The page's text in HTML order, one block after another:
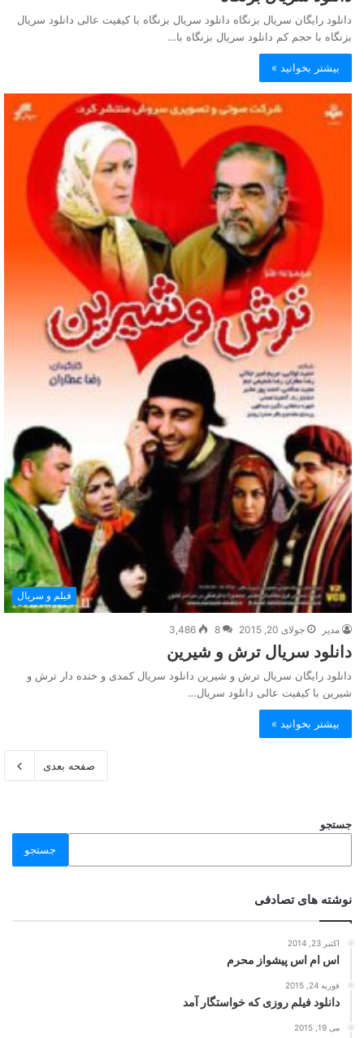
دانلود رایگان سریال بزنگاه دانلود سریال بزنگاه با کیفیت عالی دانلود سریال
بزنگاه با حجم کم دانلود سریال بزنگاه با…
بیشتر بخوانید »
فیلم و سریال
مدیر جولای 20, 2015 8
3,486
دانلود سریال ترش و شیرین
دانلود رایگان سریال ترش و شیرین دانلود سریال کمدی و خنده دار ترش و
شیرین با کیفیت عالی دانلود سریال…
بیشتر بخوانید »
صفحه بعدی
جستجو
جستجو
نوشته های تصادفی
اکتبر 23, 2014
اس ام اس پیشواز محرم
فوریه 24, 2015
دانلود فیلم روزی که خواستگار آمد
می 19, 2015